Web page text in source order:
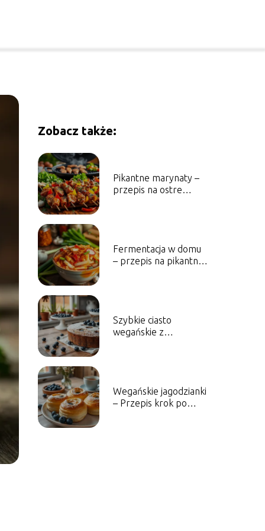
Zobacz także:
Pikantne marynaty –
przepis na ostre
Fermentacja w domu
– przepis na pikantne
Szybkie ciasto
wegańskie z
Wegańskie jagodzianki
– Przepis krok po